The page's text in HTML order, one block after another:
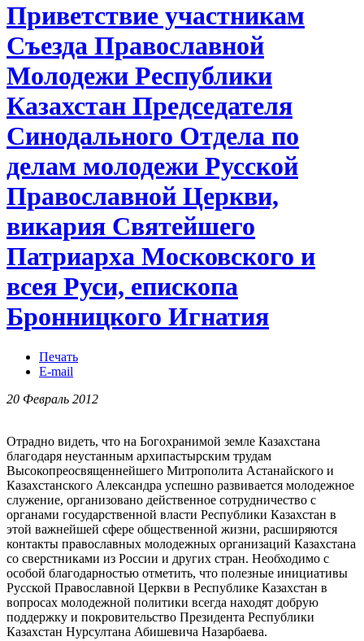
Приветствие участникам
Съезда Православной
Молодежи Республики
Казахстан Председателя
Синодального Отдела по
делам молодежи Русской
Православной Церкви,
викария Святейшего
Патриарха Московского и
всея Руси, епископа
Бронницкого Игнатия
Печать
E-mail
20 Февраль 2012
Отрадно видеть, что на Богохранимой земле Казахстана
благодаря неустанным архипастырским трудам
Высокопреосвященнейшего Митрополита Астанайского и
Казахстанского Александра успешно развивается молодежное
служение, организовано действенное сотрудничество с
органами государственной власти Республики Казахстан в
этой важнейшей сфере общественной жизни, расширяются
контакты православных молодежных организаций Казахстана
со сверстниками из России и других стран. Необходимо с
особой благодарностью отметить, что полезные инициативы
Русской Православной Церкви в Республике Казахстан в
вопросах молодежной политики всегда находят добрую
поддержку и покровительство Президента Республики
Казахстан Нурсултана Абишевича Назарбаева.